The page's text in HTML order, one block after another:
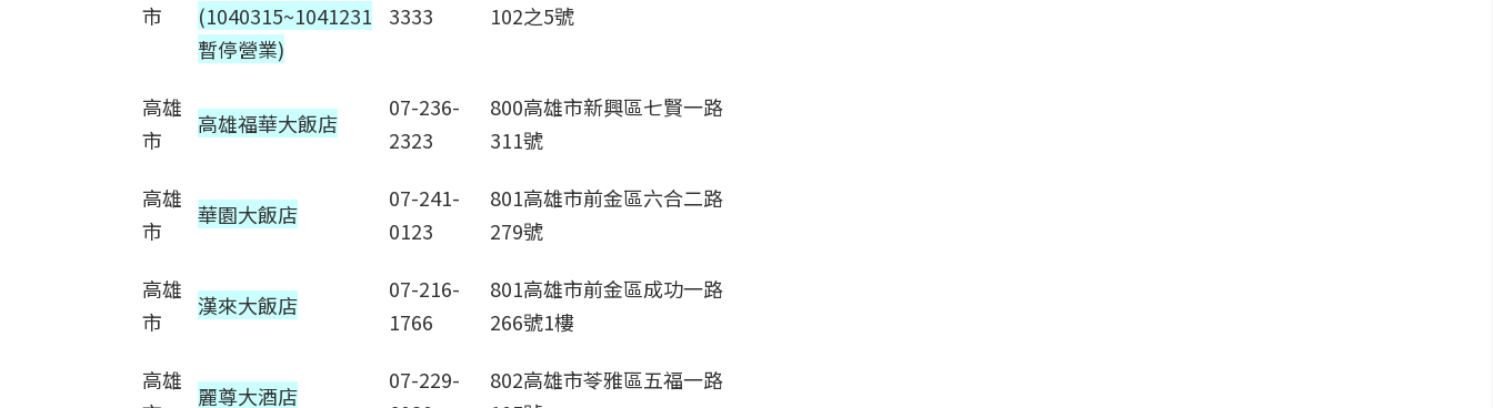
市
(1040315~1041231
暫停營業)
3333
102之5號
高雄
市
高雄福華大飯店
07-236-
2323
800高雄市新興區七賢一路
311號
高雄
市
華園大飯店
07-241-
0123
801高雄市前金區六合二路
279號
高雄
市
漢來大飯店
07-216-
1766
801高雄市前金區成功一路
266號1樓
高雄
麗尊大酒店
07-229-
802高雄市苓雅區五福一路